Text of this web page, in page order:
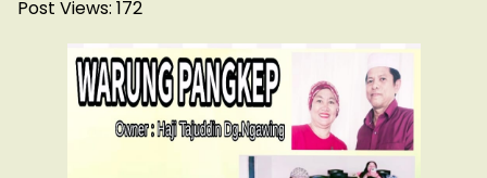
Post Views: 172